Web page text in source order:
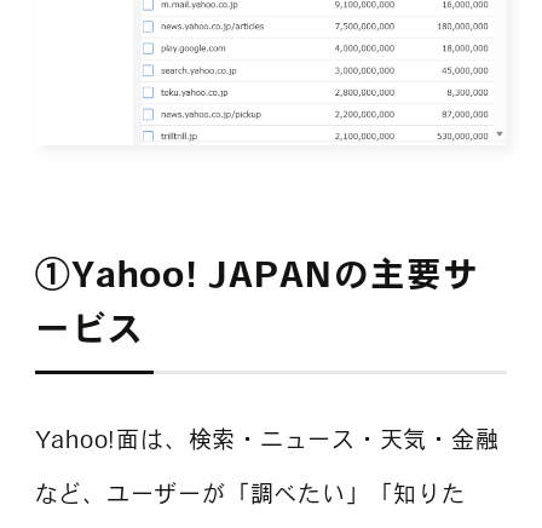
①Yahoo! JAPANの主要サ
ービス
Yahoo!面は、検索・ニュース・天気・金融
など、ユーザーが「調べたい」「知りた